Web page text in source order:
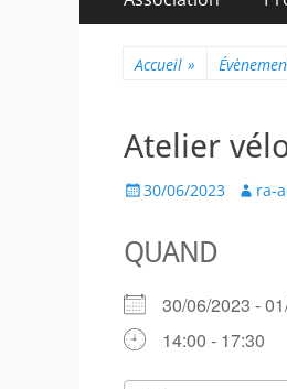
principal
Accueil »
Atelier
Posted
30/06/2023 Author
ra-
QUAND
30/06/2023 -
14:00 - 17:30